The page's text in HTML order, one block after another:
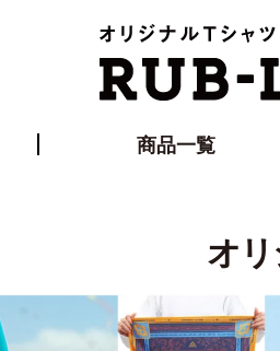
商品一覧
オ